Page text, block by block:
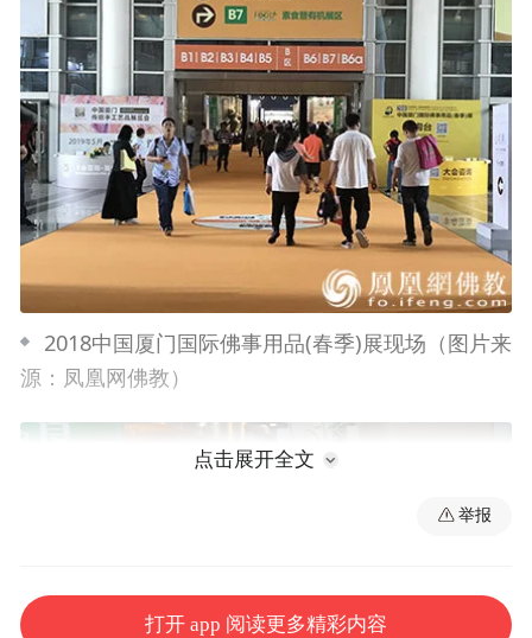
2018中国厦门国际佛事用品(春季)展现场（图片来
源：凤凰网佛教）
点击展开全文
举报
打开 app 阅读更多精彩内容